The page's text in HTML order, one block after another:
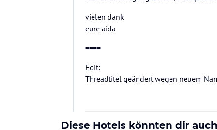
vielen dank
eure aida
====
Edit:
Threadtitel geändert wegen neuem